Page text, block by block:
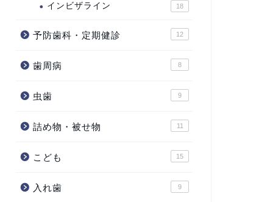
インビザライン 18
予防歯科・定期健診 12
歯周病 8
虫歯 9
詰め物・被せ物 11
こども 15
入れ歯 9